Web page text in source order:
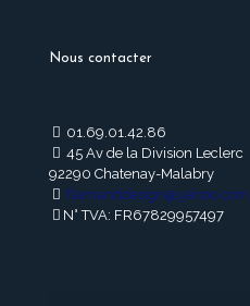
Nous contacter
01.69.01.42.86
45 Av de la Division Leclerc
92290 Chatenay-Malabry
flamanddesign@yahoo.com
N° TVA: FR67829957497